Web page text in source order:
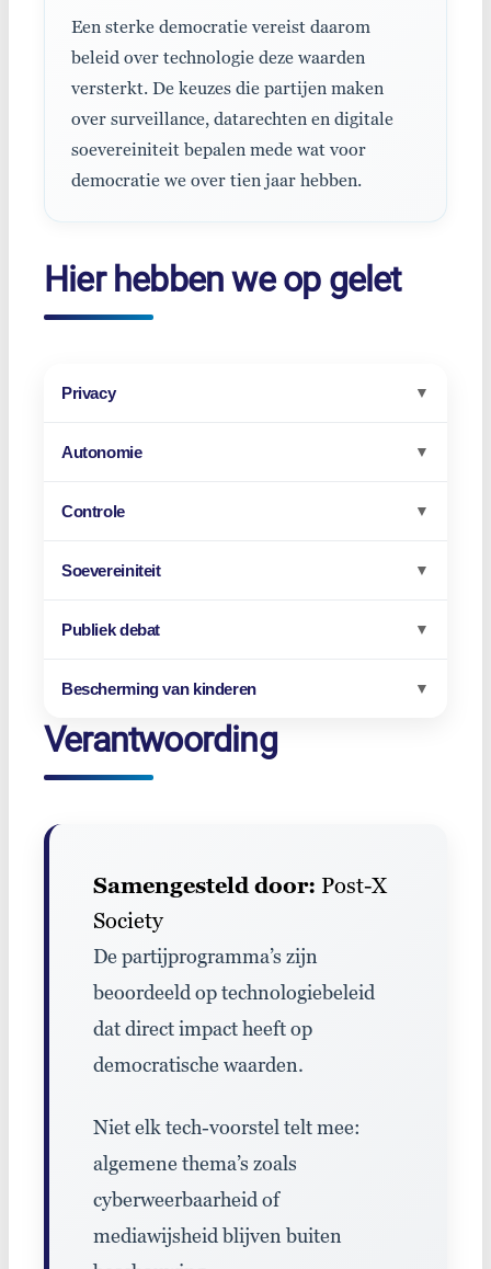
Een sterke democratie vereist daarom
beleid over technologie deze waarden
versterkt. De keuzes die partijen maken
over surveillance, datarechten en digitale
soevereiniteit bepalen mede wat voor
democratie we over tien jaar hebben.
Hier hebben we op gelet
Privacy ▼
Autonomie ▼
Controle ▼
Soevereiniteit ▼
Publiek debat ▼
Bescherming van kinderen ▼
Verantwoording
Samengesteld door: Post-X
Society
De partijprogramma’s zijn
beoordeeld op technologiebeleid
dat direct impact heeft op
democratische waarden.
Niet elk tech-voorstel telt mee:
algemene thema’s zoals
cyberweerbaarheid of
mediawijsheid blijven buiten